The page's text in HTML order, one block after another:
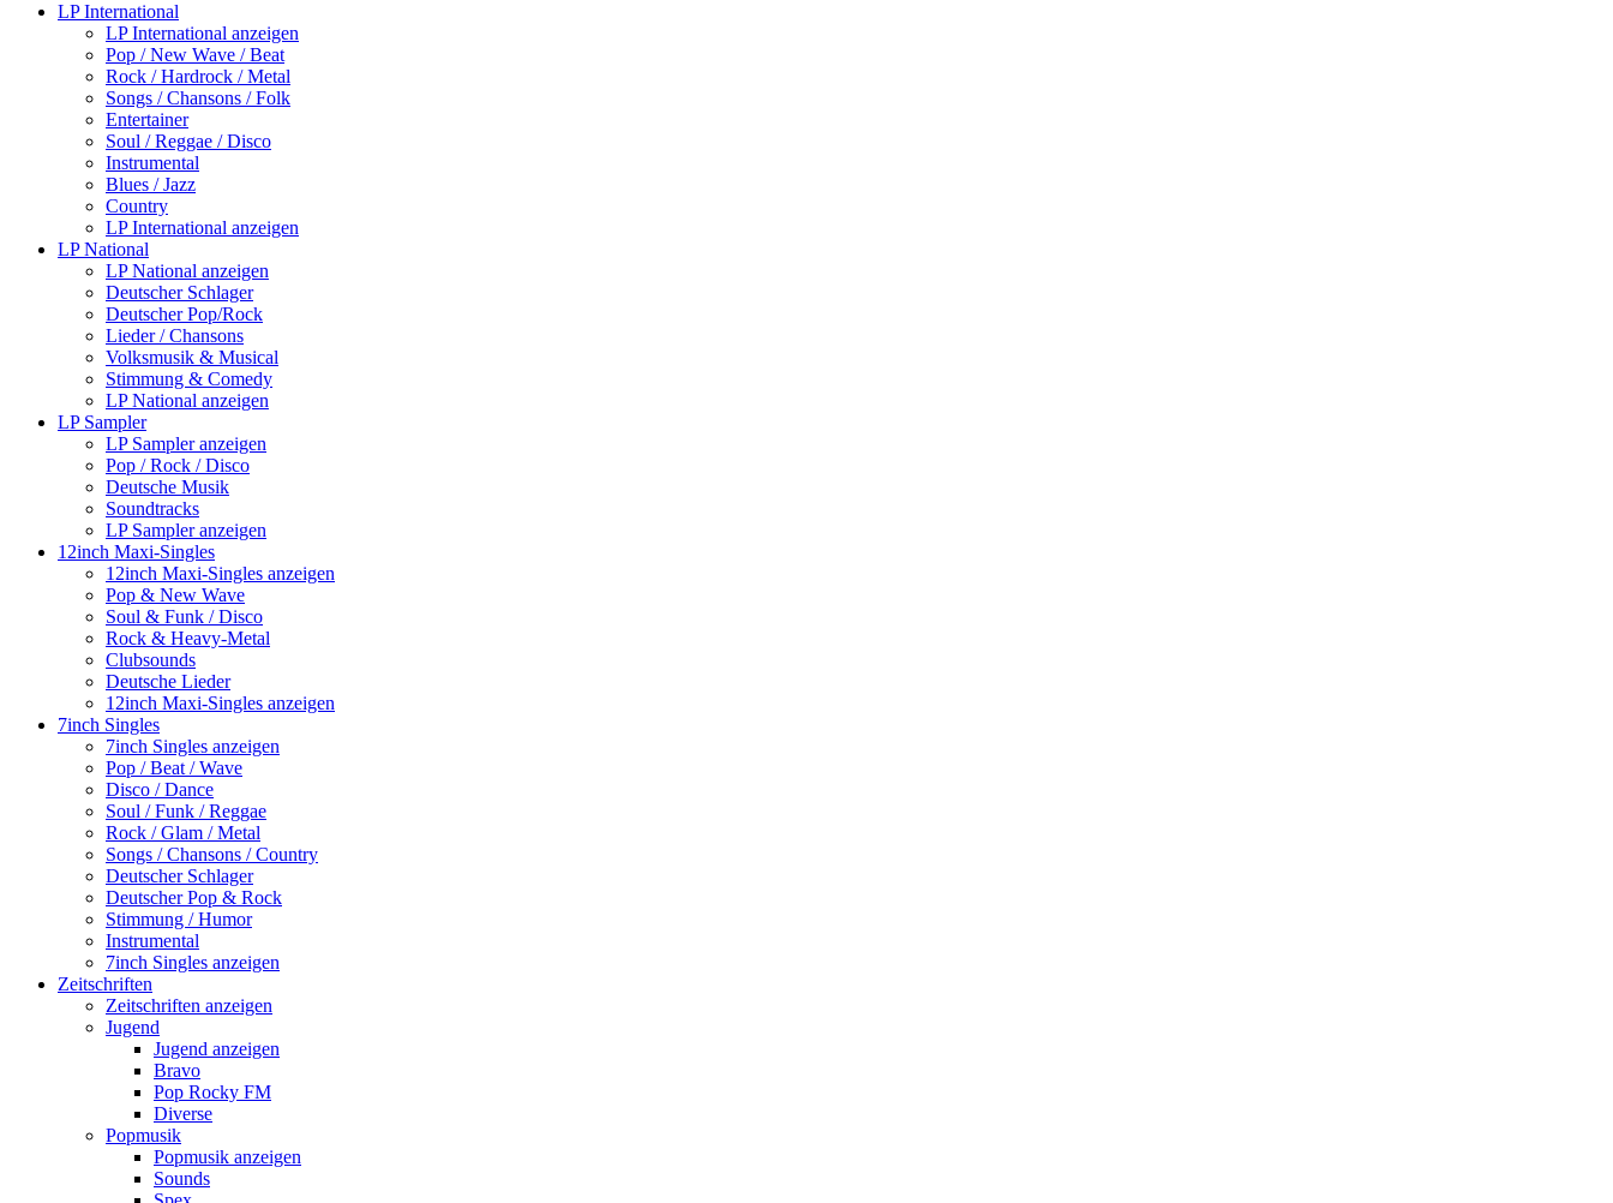
LP International
LP International anzeigen
Pop / New Wave / Beat
Rock / Hardrock / Metal
Songs / Chansons / Folk
Entertainer
Soul / Reggae / Disco
Instrumental
Blues / Jazz
Country
LP International anzeigen
LP National
LP National anzeigen
Deutscher Schlager
Deutscher Pop/Rock
Lieder / Chansons
Volksmusik & Musical
Stimmung & Comedy
LP National anzeigen
LP Sampler
LP Sampler anzeigen
Pop / Rock / Disco
Deutsche Musik
Soundtracks
LP Sampler anzeigen
12inch Maxi-Singles
12inch Maxi-Singles anzeigen
Pop & New Wave
Soul & Funk / Disco
Rock & Heavy-Metal
Clubsounds
Deutsche Lieder
12inch Maxi-Singles anzeigen
7inch Singles
7inch Singles anzeigen
Pop / Beat / Wave
Disco / Dance
Soul / Funk / Reggae
Rock / Glam / Metal
Songs / Chansons / Country
Deutscher Schlager
Deutscher Pop & Rock
Stimmung / Humor
Instrumental
7inch Singles anzeigen
Zeitschriften
Zeitschriften anzeigen
Jugend
Jugend anzeigen
Bravo
Pop Rocky FM
Diverse
Popmusik
Popmusik anzeigen
Sounds